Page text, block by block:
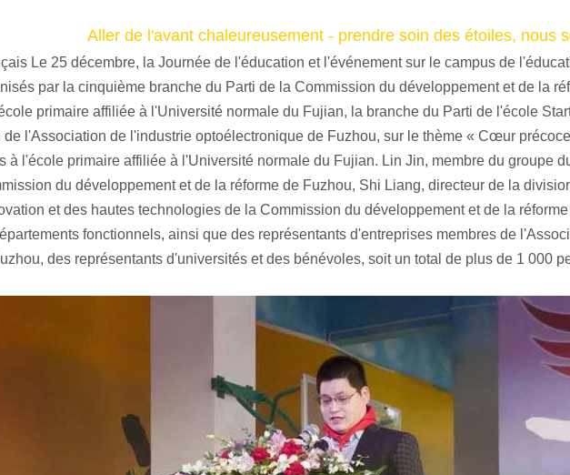
Aller de l'avant chaleureusement - prendre soin des étoiles, nous
Le 25 décembre, la Journée de l'éducation et l'événement sur le campus de
par la cinquième branche du Parti de la Commission du développement et de la
primaire affiliée à l'Université normale du Fujian, la branche du Parti de l'école
de l'Association de l'industrie optoélectronique de Fuzhou, sur le thème « Cœur
à l'école primaire affiliée à l'Université normale du Fujian. Lin Jin, membre du groupe
du développement et de la réforme de Fuzhou, Shi Liang, directeur de la
et des hautes technologies de la Commission du développement et de la
fonctionnels, ainsi que des représentants d'entreprises membres de
des représentants d'universités et des bénévoles, soit un total de plus de 1 000